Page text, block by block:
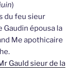
)
du feu sieur
Gaudin épousa la
Me apothicaire
Gauld sieur de la